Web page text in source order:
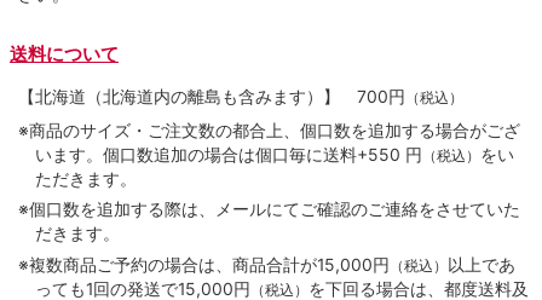
送料について
【北海道（北海道内の離島も含みます）】 700円 （税込）
※商品のサイズ・ご注文数の都合上、個口数を追加する場合がござ
います。個口数追加の場合は個口毎に送料+550 円 （税込） をい
ただきます。
※個口数を追加する際は、メールにてご確認のご連絡をさせていた
だきます。
※複数商品ご予約の場合は、商品合計が15,000円 （税込） 以上であ
っても1回の発送で15,000円 （税込） を下回る場合は、都度送料及